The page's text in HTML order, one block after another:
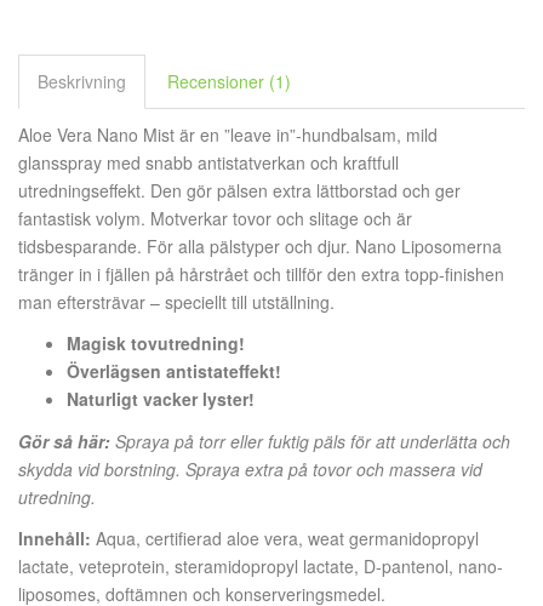
Beskrivning Recensioner (1)
Aloe Vera Nano Mist är en ”leave in”-hundbalsam, mild
glansspray med snabb antistatverkan och kraftfull
utredningseffekt. Den gör pälsen extra lättborstad och ger
fantastisk volym. Motverkar tovor och slitage och är
tidsbesparande. För alla pälstyper och djur. Nano Liposomerna
tränger in i fjällen på hårstrået och tillför den extra topp-finishen
man eftersträvar – speciellt till utställning.
Magisk tovutredning!
Överlägsen antistateffekt!
Naturligt vacker lyster!
Gör så här: Spraya på torr eller fuktig päls för att underlätta och
skydda vid borstning. Spraya extra på tovor och massera vid
utredning.
Innehåll: Aqua, certifierad aloe vera, weat germanidopropyl
lactate, veteprotein, steramidopropyl lactate, D-pantenol, nano-
liposomes, doftämnen och konserveringsmedel.